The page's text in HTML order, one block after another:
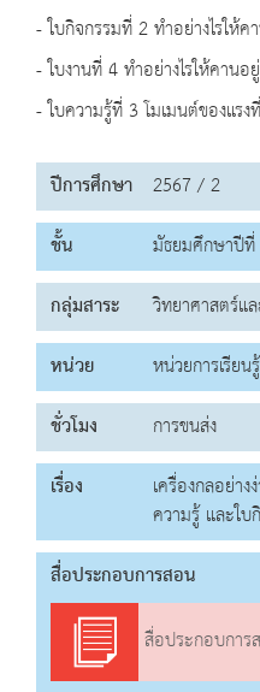
- ใบกิจกรรมที่ 2 ทําอย่างไรให้
- ใบงานที่ 4 ทําอย่างไรให้คาน
- ใบความรู้ที่ 3 โมเมนต์ของแร
ปีการศึกษา 2567 / 2
ชั้น
มัธยมศึกษาปี
กลุ่มสาระ
วิทยาศาสตร์แ
หน่วย
หน่วยการเรีย
ชั่วโมง
การขนส่ง
เรื่อง
เครื่องกลอย่า
ความรู้ และใบ
สื่อประกอบการสอน
สื่อประกอบการ